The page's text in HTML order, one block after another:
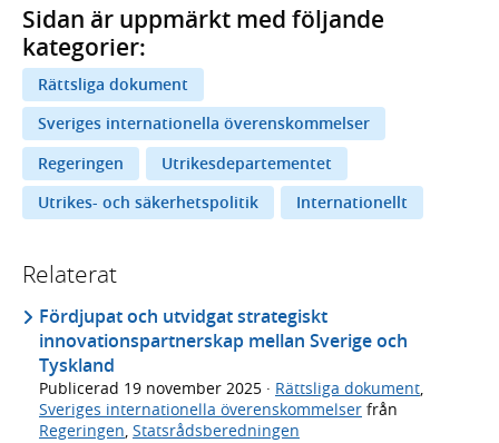
Sidan är uppmärkt med följande
kategorier:
Rättsliga dokument
Sveriges internationella överenskommelser
Regeringen
Utrikesdepartementet
Utrikes- och säkerhetspolitik
Internationellt
Relaterat
Fördjupat och utvidgat strategiskt
innovationspartnerskap mellan Sverige och
Tyskland
Publicerad 19 november 2025 · Rättsliga dokument,
Sveriges internationella överenskommelser från
Regeringen, Statsrådsberedningen